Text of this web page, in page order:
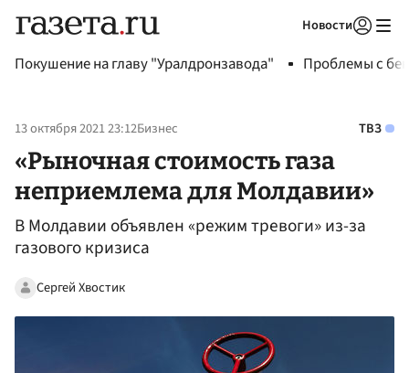
Новости
Покушение на главу "Уралдронзавода" Проблемы с
13 октября 2021 23:12Бизнес ТВЗ
«Рыночная стоимость газа
неприемлема для Молдавии»
В Молдавии объявлен «режим тревоги» из-за
газового кризиса
Сергей Хвостик